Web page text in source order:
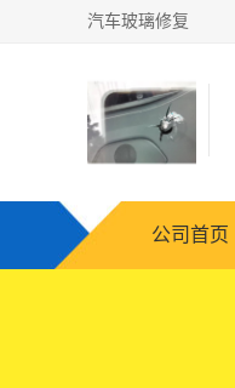
汽车玻璃修复
公司首页